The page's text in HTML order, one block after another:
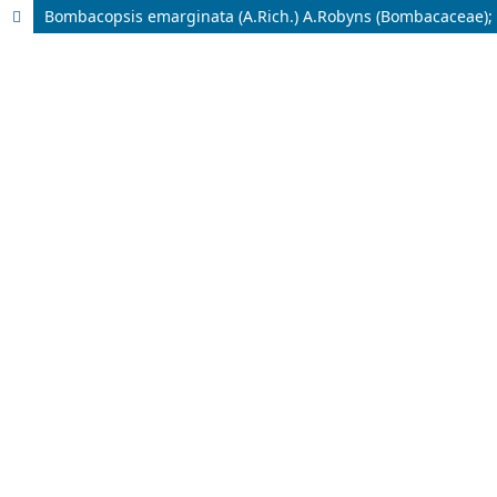
Bombacopsis emarginata (A.Rich.) A.Robyns